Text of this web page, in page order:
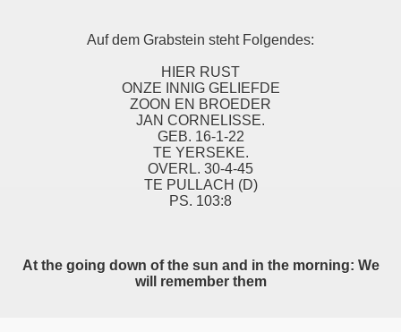
Auf dem Grabstein steht Folgendes:
HIER RUST
ONZE INNIG GELIEFDE
ZOON EN BROEDER
JAN CORNELISSE.
GEB. 16-1-22
TE YERSEKE.
OVERL. 30-4-45
TE PULLACH (D)
PS. 103:8
At the going down of the sun and in the morning: We
will remember them